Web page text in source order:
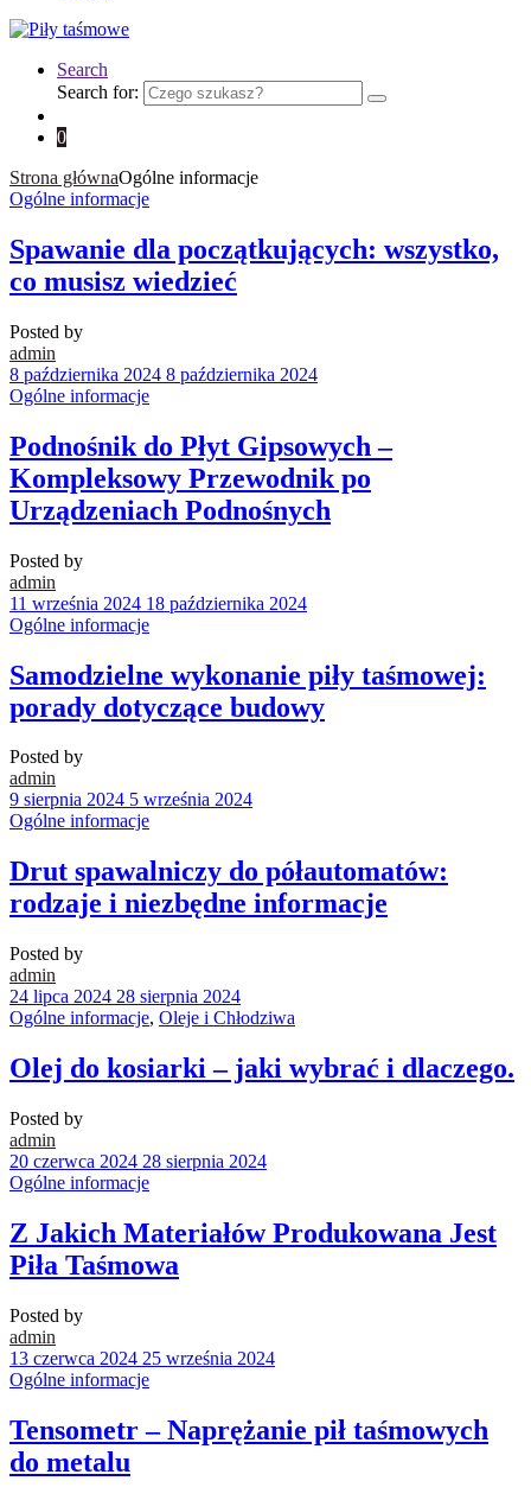
Search
Search for:
0
Strona głównaOgólne informacje
Ogólne informacje
Spawanie dla początkujących: wszystko,
co musisz wiedzieć
Posted by
admin
8 października 2024 8 października 2024
Ogólne informacje
Podnośnik do Płyt Gipsowych –
Kompleksowy Przewodnik po
Urządzeniach Podnośnych
Posted by
admin
11 września 2024 18 października 2024
Ogólne informacje
Samodzielne wykonanie piły taśmowej:
porady dotyczące budowy
Posted by
admin
9 sierpnia 2024 5 września 2024
Ogólne informacje
Drut spawalniczy do półautomatów:
rodzaje i niezbędne informacje
Posted by
admin
24 lipca 2024 28 sierpnia 2024
Ogólne informacje, Oleje i Chłodziwa
Olej do kosiarki – jaki wybrać i dlaczego.
Posted by
admin
20 czerwca 2024 28 sierpnia 2024
Ogólne informacje
Z Jakich Materiałów Produkowana Jest
Piła Taśmowa
Posted by
admin
13 czerwca 2024 25 września 2024
Ogólne informacje
Tensometr – Naprężanie pił taśmowych
do metalu